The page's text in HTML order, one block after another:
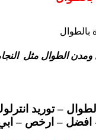
بالطوال
الطوال مثل
– توريد
– افضل – ارخص –